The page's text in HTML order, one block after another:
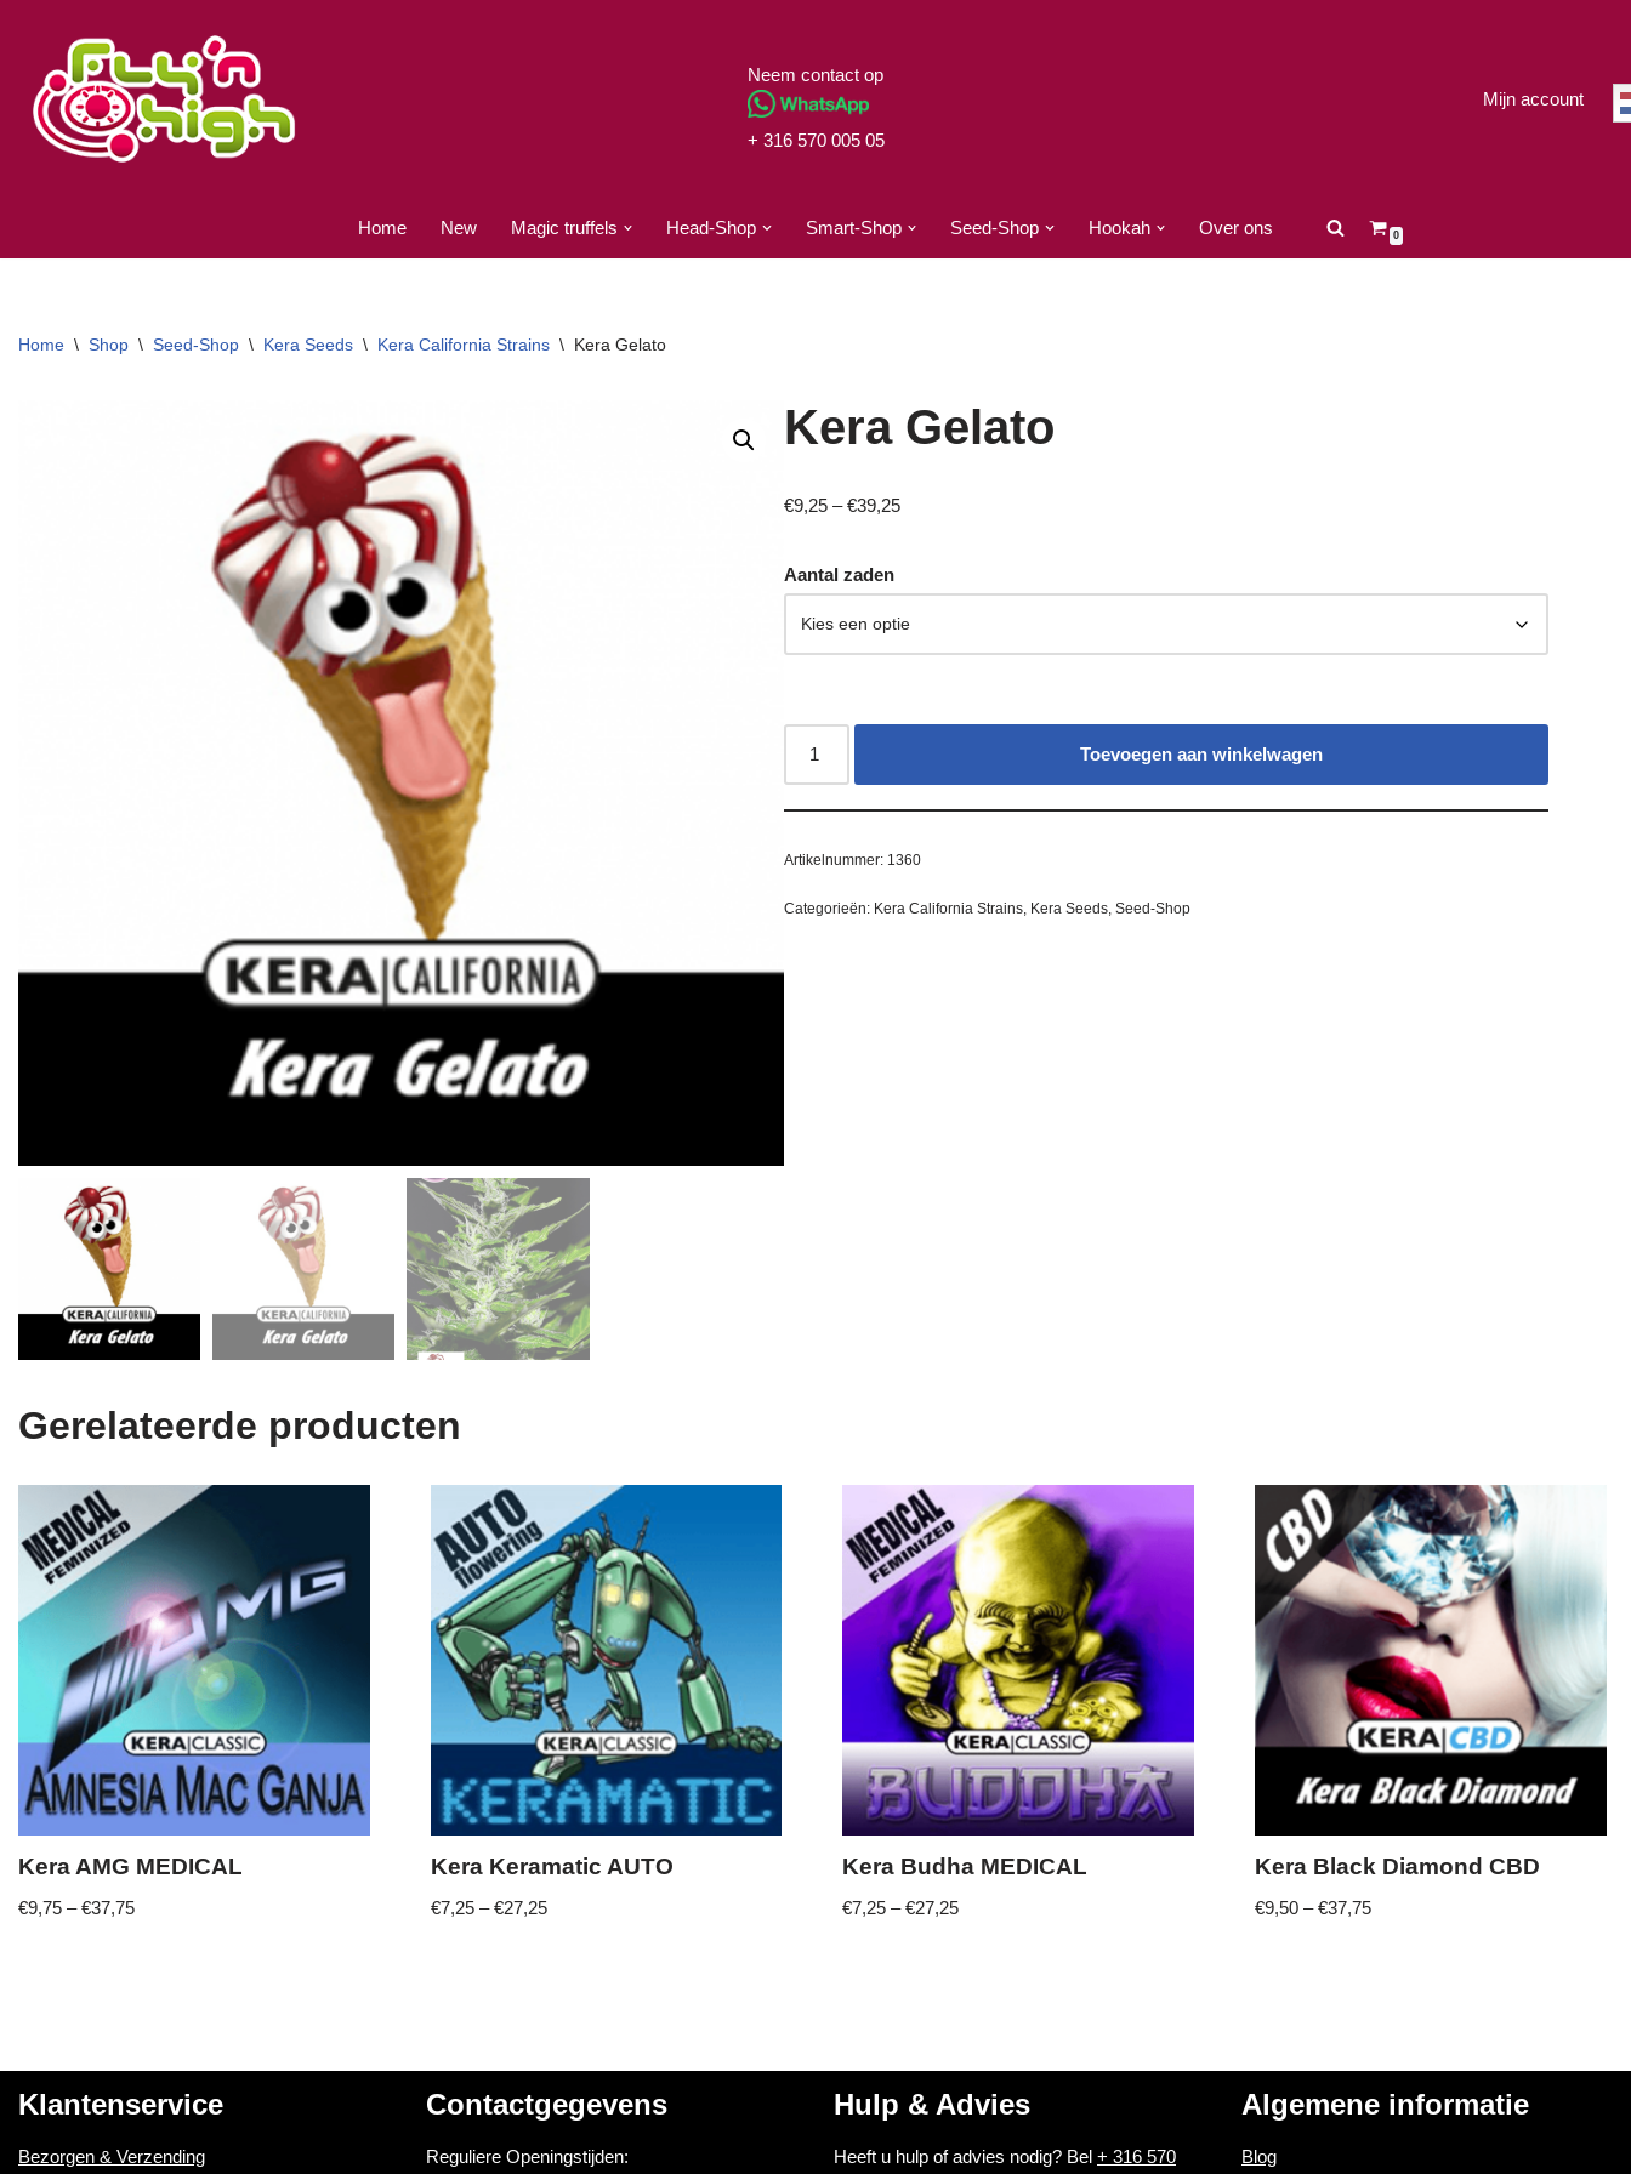
naar
de
inhoud
Neem contact op
+ 316 570 005 05
Mijn account
Home New Magic truffels Head-Shop Smart-Shop Seed-Shop Hookah Over ons 0
Home \ Shop \ Seed-Shop \ Kera Seeds \ Kera California Strains \ Kera Gelato
Kera Gelato
€9,25–€39,25
Aantal zaden
Toevoegen aan winkelwagen
Artikelnummer: 1360
Categorieën: Kera California Strains, Kera Seeds, Seed-Shop
Gerelateerde producten
Kera AMG MEDICAL
€9,75 –€37,75
Kera Keramatic AUTO
€7,25–€27,25
Kera Budha MEDICAL
€7,25 –€27,25
Kera Black Diamond CBD
€9,50–€37,75
Klantenservice
Bezorgen & Verzending
Contactgegevens
Reguliere Openingstijden:
Hulp & Advies
Heeft u hulp of advies nodig? Bel + 316 570
Algemene informatie
Blog